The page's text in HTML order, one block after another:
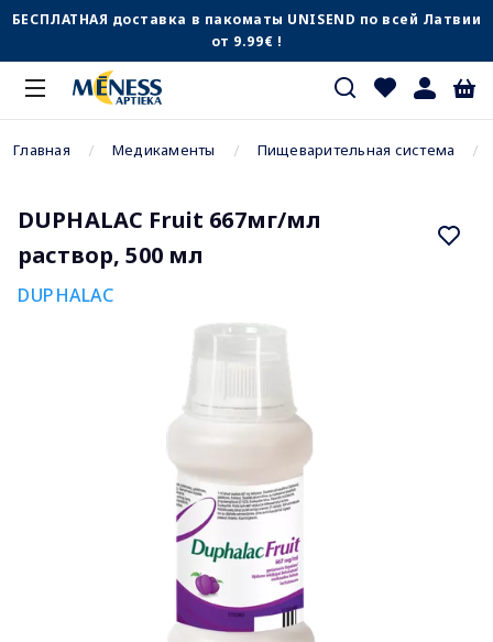
БЕСПЛАТНАЯ доставка в пакоматы UNISEND по всей Латвии
от 9.99€ !
Главная Медикаменты Пищеварительная система
DUPHALAC Fruit 667мг/мл
раствор, 500 мл
DUPHALAC